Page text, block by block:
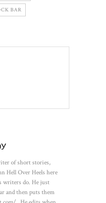
BAR
of short stories,
Hell Over Heels here
writers do. He just
and then puts them